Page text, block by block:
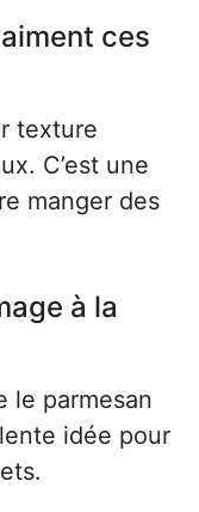
ces
texture
C’est une
manger des
à la
le parmesan
idée pour